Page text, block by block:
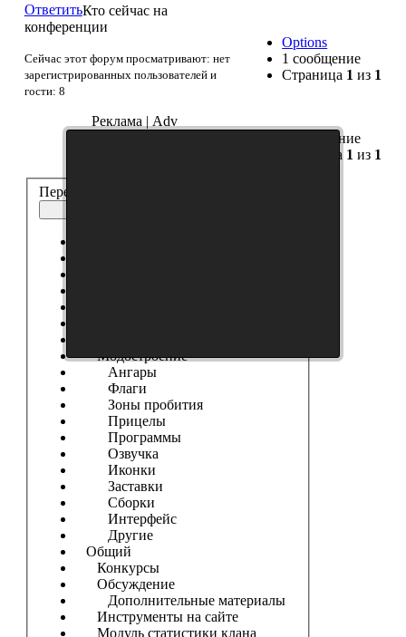
Ответить
Options
1 сообщение
Страница 1 из 1
1 сообщение
Страница 1 из 1
Перейти:
Модостроение
Ангары
Флаги
Зоны пробития
Прицелы
Программы
Озвучка
Иконки
Заставки
Сборки
Интерфейс
Другие
Общий
Конкурсы
Обсуждение
Дополнительные материалы
Инструменты на сайте
Модуль статистики клана
Кто сейчас на
конференции
Сейчас этот форум просматривают: нет
зарегистрированных пользователей и
гости: 8
Реклама | Adv